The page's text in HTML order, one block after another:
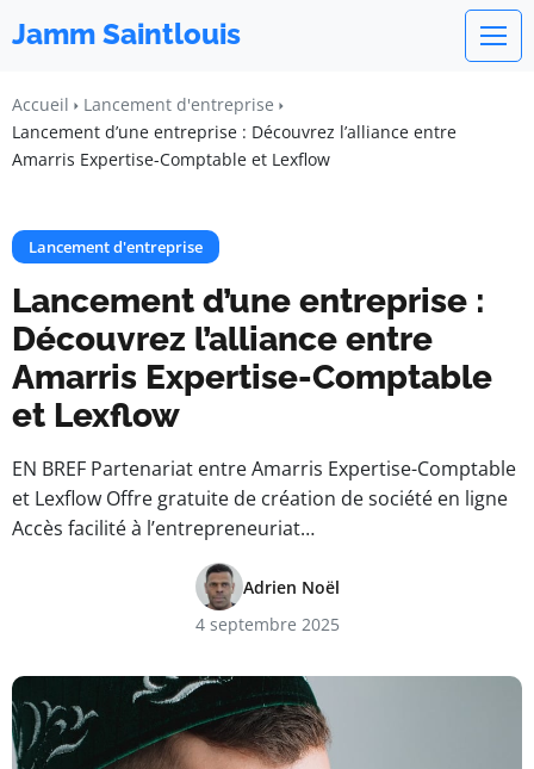
Jamm Saintlouis
Accueil
Lancement d'entreprise
Lancement d’une entreprise : Découvrez l’alliance entre
Amarris Expertise-Comptable et Lexflow
Lancement d'entreprise
Lancement d’une entreprise :
Découvrez l’alliance entre
Amarris Expertise-Comptable
et Lexflow
EN BREF Partenariat entre Amarris Expertise-Comptable
et Lexflow Offre gratuite de création de société en ligne
Accès facilité à l’entrepreneuriat…
Adrien Noël
4 septembre 2025